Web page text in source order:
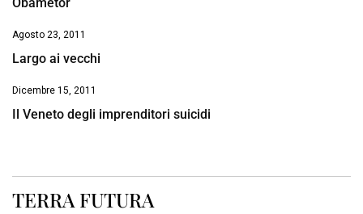
Obametor
Agosto 23, 2011
Largo ai vecchi
Dicembre 15, 2011
Il Veneto degli imprenditori suicidi
TERRA FUTURA